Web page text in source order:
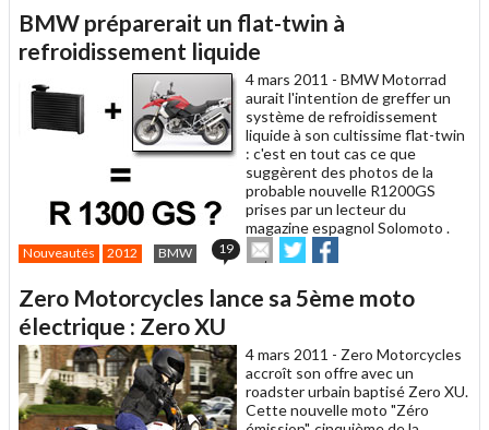
à
ami
BMW préparerait un flat-twin à
refroidissement liquide
4 mars 2011 - BMW Motorrad
aurait l'intention de greffer un
système de refroidissement
liquide à son cultissime flat-twin
: c'est en tout cas ce que
suggèrent des photos de la
probable nouvelle R1200GS
prises par un lecteur du
magazine espagnol Solomoto .
Nouveautés 2012 BMW 19
Envoyer
cet
à
Partager
sur sur
Zero Motorcycles lance sa 5ème moto
électrique : Zero XU
4 mars 2011 - Zero Motorcycles
accroît son offre avec un
roadster urbain baptisé Zero XU.
Cette nouvelle moto "Zéro